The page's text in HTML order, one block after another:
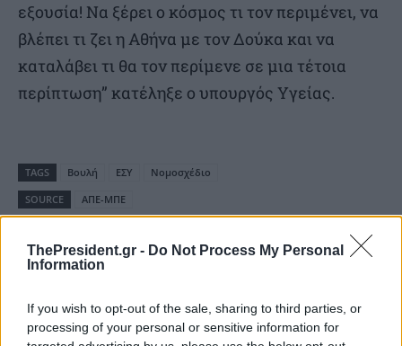
ThePresident.gr - Do Not Process My Personal
Information
If you wish to opt-out of the sale, sharing to third parties, or
processing of your personal or sensitive information for
εξουσία! Να ξέρει ο κόσμος τι τον περιμένει, να
βλέπει τι ζει η Αθήνα με τον Δούκα και να
καταλάβει τι θα τον περίμενε σε μια τέτοια
περίπτωση” κατέληξε ο υπουργός Υγείας.
TAGS Βουλή ΕΣΥ
Νομοσχέδιο
SOURCE
ΑΠΕ-ΜΠΕ